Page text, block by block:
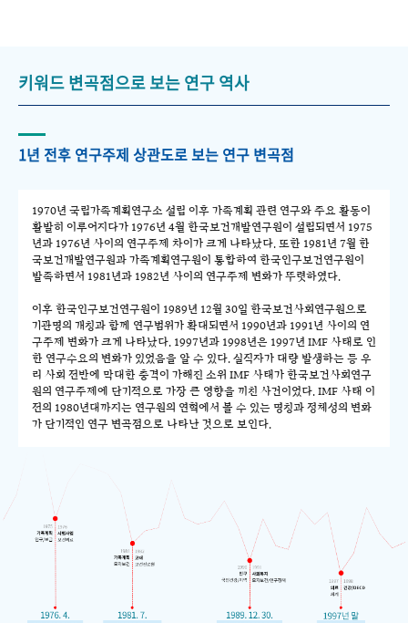
키워드 변곡점으로 보는 연구 역사
1년 전후 연구주제 상관도로 보는 연구 변곡점
1970년 국립가족계획연구소 설립 이후 가족계획 관련 연구와 주요 활동이
활발히 이루어지다가 1976년 4월 한국보건개발연구원이 설립되면서 1975
년과 1976년 사이의 연구주제 차이가 크게 나타났다. 또한 1981년 7월 한
국보건개발연구원과 가족계획연구원이 통합하여 한국인구보건연구원이
발족하면서 1981년과 1982년 사이의 연구주제 변화가 뚜렷하였다.
이후 한국인구보건연구원이 1989년 12월 30일 한국보건사회연구원으로
기관명의 개칭과 함께 연구범위가 확대되면서 1990년과 1991년 사이의 연
구주제 변화가 크게 나타났다. 1997년과 1998년은 1997년 IMF 사태로 인
한 연구수요의 변화가 있었음을 알 수 있다. 실직자가 대량 발생하는 등 우
리 사회 전반에 막대한 충격이 가해진 소위 IMF 사태가 한국보건사회연구
원의 연구주제에 단기적으로 가장 큰 영향을 끼친 사건이었다. IMF 사태 이
전의 1980년대까지는 연구원의 연혁에서 볼 수 있는 명칭과 정체성의 변화
가 단기적인 연구 변곡점으로 나타난 것으로 보인다.